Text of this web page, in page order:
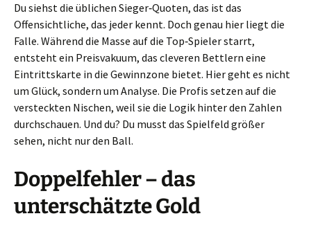
Du siehst die üblichen Sieger‑Quoten, das ist das
Offensichtliche, das jeder kennt. Doch genau hier liegt die
Falle. Während die Masse auf die Top‑Spieler starrt,
entsteht ein Preisvakuum, das cleveren Bettlern eine
Eintrittskarte in die Gewinnzone bietet. Hier geht es nicht
um Glück, sondern um Analyse. Die Profis setzen auf die
versteckten Nischen, weil sie die Logik hinter den Zahlen
durchschauen. Und du? Du musst das Spielfeld größer
sehen, nicht nur den Ball.
Doppelfehler – das
unterschätzte Gold